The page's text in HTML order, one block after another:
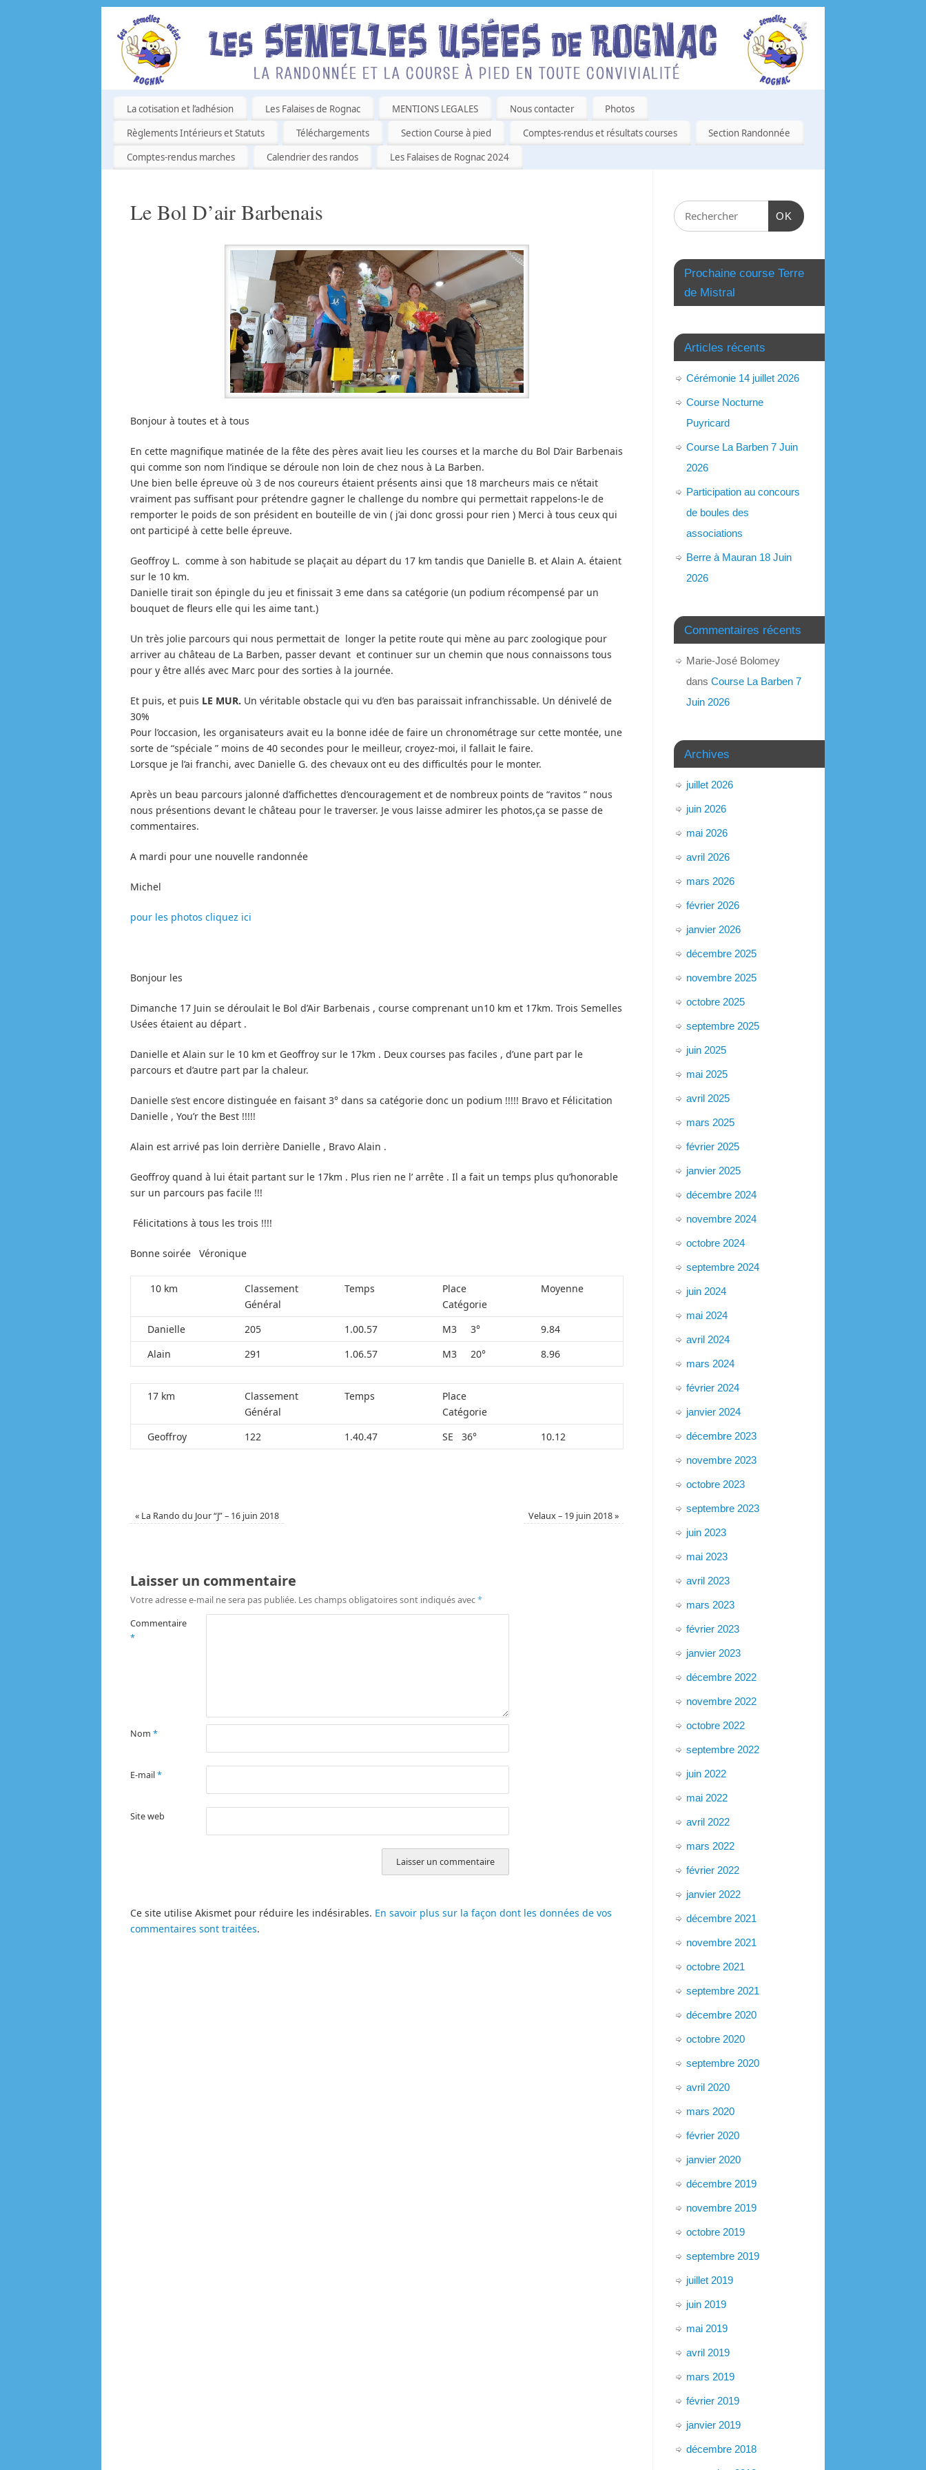
La cotisation et l’adhésion Les Falaises de Rognac MENTIONS LEGALES Nous contacter
Photos
Règlements Intérieurs et Statuts
Téléchargements Section Course à pied Comptes-rendus et résultats courses
Section Randonnée
Comptes-rendus marches
Calendrier des randos Les Falaises de Rognac 2024
Le Bol D’air Barbenais
Bonjour à toutes et à tous
En cette magnifique matinée de la fête des pères avait lieu les courses et la marche du Bol D’air Barbenais
qui comme son nom l’indique se déroule non loin de chez nous à La Barben.
Une bien belle épreuve où 3 de nos coureurs étaient présents ainsi que 18 marcheurs mais ce n’était
vraiment pas suffisant pour prétendre gagner le challenge du nombre qui permettait rappelons-le de
remporter le poids de son président en bouteille de vin ( j’ai donc grossi pour rien ) Merci à tous ceux qui
ont participé à cette belle épreuve.
Geoffroy L. comme à son habitude se plaçait au départ du 17 km tandis que Danielle B. et Alain A. étaient
sur le 10 km.
Danielle tirait son épingle du jeu et finissait 3 eme dans sa catégorie (un podium récompensé par un
bouquet de fleurs elle qui les aime tant.)
Un très jolie parcours qui nous permettait de longer la petite route qui mène au parc zoologique pour
arriver au château de La Barben, passer devant et continuer sur un chemin que nous connaissons tous
pour y être allés avec Marc pour des sorties à la journée.
Et puis, et puis LE MUR. Un véritable obstacle qui vu d’en bas paraissait infranchissable. Un dénivelé de
30%
Pour l’occasion, les organisateurs avait eu la bonne idée de faire un chronométrage sur cette montée, une
sorte de “spéciale ” moins de 40 secondes pour le meilleur, croyez-moi, il fallait le faire.
Lorsque je l’ai franchi, avec Danielle G. des chevaux ont eu des difficultés pour le monter.
Après un beau parcours jalonné d’affichettes d’encouragement et de nombreux points de “ravitos ” nous
nous présentions devant le château pour le traverser. Je vous laisse admirer les photos,ça se passe de
commentaires.
A mardi pour une nouvelle randonnée
Michel
pour les photos cliquez ici
Bonjour les
Dimanche 17 Juin se déroulait le Bol d’Air Barbenais , course comprenant un10 km et 17km. Trois Semelles
Usées étaient au départ .
Danielle et Alain sur le 10 km et Geoffroy sur le 17km . Deux courses pas faciles , d’une part par le
parcours et d’autre part par la chaleur.
Danielle s’est encore distinguée en faisant 3° dans sa catégorie donc un podium !!!!! Bravo et Félicitation
Danielle , You’r the Best !!!!!
Alain est arrivé pas loin derrière Danielle , Bravo Alain .
Geoffroy quand à lui était partant sur le 17km . Plus rien ne l’ arrête . Il a fait un temps plus qu’honorable
sur un parcours pas facile !!!
Félicitations à tous les trois !!!!
Bonne soirée Véronique
10 km
Classement
Général
Temps
Place
Catégorie
Moyenne
Danielle 205 1.00.57 M3 3°
9.84
Alain
291 1.06.57 M3 20° 8.96
17 km
Classement
Général
Temps
Place
Catégorie
Geoffroy
122 1.40.47 SE 36° 10.12
« La Rando du Jour “J” – 16 juin 2018 Velaux – 19 juin 2018»
Laisser un commentaire
Votre adresse e-mail ne sera pas publiée. Les champs obligatoires sont indiqués avec*
Commentaire
*
Nom *
E-mail*
Site web
Ce site utilise Akismet pour réduire les indésirables. En savoir plus sur la façon dont les données de vos
commentaires sont traitées.
OK
Prochaine course Terre
de Mistral
Articles récents
Cérémonie 14 juillet 2026
Course Nocturne
Puyricard
Course La Barben 7 Juin
2026
Participation au concours
de boules des
associations
Berre à Mauran 18 Juin
2026
Commentaires récents
Marie-José Bolomey
dans Course La Barben 7
Juin 2026
Archives
juillet 2026
juin 2026
mai 2026
avril 2026
mars 2026
février 2026
janvier 2026
décembre 2025
novembre 2025
octobre 2025
septembre 2025
juin 2025
mai 2025
avril 2025
mars 2025
février 2025
janvier 2025
décembre 2024
novembre 2024
octobre 2024
septembre 2024
juin 2024
mai 2024
avril 2024
mars 2024
février 2024
janvier 2024
décembre 2023
novembre 2023
octobre 2023
septembre 2023
juin 2023
mai 2023
avril 2023
mars 2023
février 2023
janvier 2023
décembre 2022
novembre 2022
octobre 2022
septembre 2022
juin 2022
mai 2022
avril 2022
mars 2022
février 2022
janvier 2022
décembre 2021
novembre 2021
octobre 2021
septembre 2021
décembre 2020
octobre 2020
septembre 2020
avril 2020
mars 2020
février 2020
janvier 2020
décembre 2019
novembre 2019
octobre 2019
septembre 2019
juillet 2019
juin 2019
mai 2019
avril 2019
mars 2019
février 2019
janvier 2019
décembre 2018